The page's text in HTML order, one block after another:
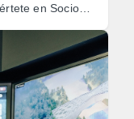
en Socio